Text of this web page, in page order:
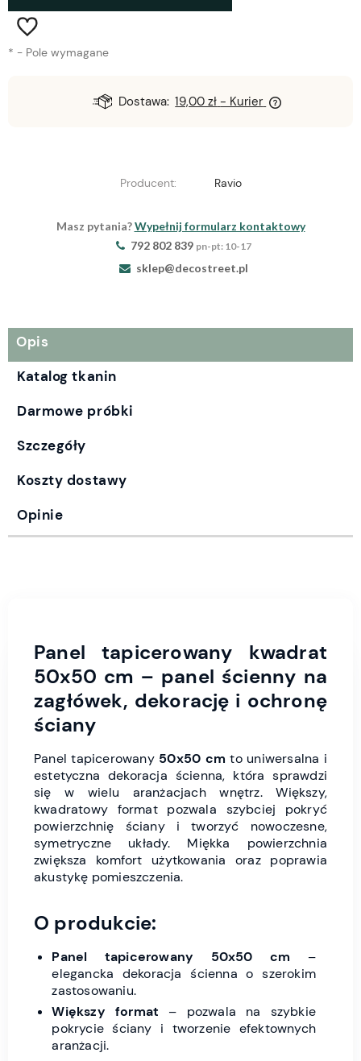
* - Pole wymagane
Dostawa: 19,00 zł - Kurier
Producent: Ravio
Masz pytania?Wypełnij formularz kontaktowy
792 802 839 pn-pt: 10-17
sklep@decostreet.pl
Opis
Katalog tkanin
Darmowe próbki
Szczegóły
Koszty dostawy
Opinie
Panel tapicerowany kwadrat
50x50 cm – panel ścienny na
zagłówek, dekorację i ochronę
ściany
Panel tapicerowany 50x50 cm to uniwersalna i
estetyczna dekoracja ścienna, która sprawdzi
się w wielu aranżacjach wnętrz. Większy,
kwadratowy format pozwala szybciej pokryć
powierzchnię ściany i tworzyć nowoczesne,
symetryczne układy. Miękka powierzchnia
zwiększa komfort użytkowania oraz poprawia
akustykę pomieszczenia.
O produkcie:
Panel tapicerowany 50x50 cm –
elegancka dekoracja ścienna o szerokim
zastosowaniu.
Większy format – pozwala na szybkie
pokrycie ściany i tworzenie efektownych
aranżacji.